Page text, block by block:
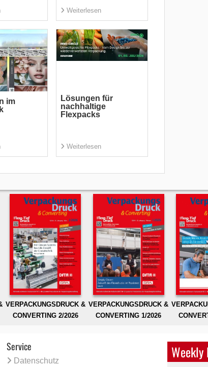
Weiterlesen
im
Lösungen für
nachhaltige
Flexpacks
Weiterlesen
VERPACKUNGSDRUCK &
CONVERTING 2/2026
VERPACKUNGSDRUCK &
CONVERTING 1/2026
Service
Datenschutz